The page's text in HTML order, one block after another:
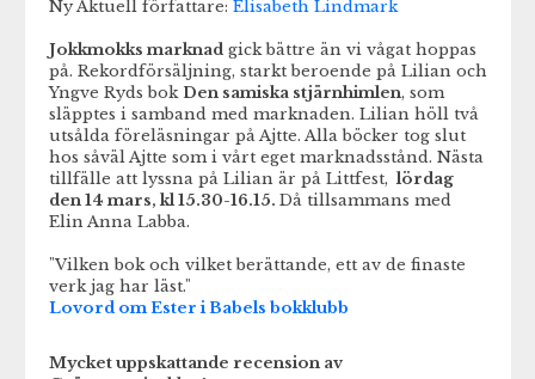
Ny Aktuell författare: Elisabeth Lindmark
Jokkmokks marknad gick bättre än vi vågat hoppas
på. Rekordförsäljning, starkt beroende på Lilian och
Yngve Ryds bokDen samiska stjärnhimlen, som
släpptes i samband med marknaden. Lilian höll två
utsålda föreläsningar på Ajtte. Alla böcker tog slut
hos såväl Ajtte som i vårt eget marknadsstånd. Nästa
tillfälle att lyssna på Lilian är på Littfest, lördag
den 14 mars, kl 15.30-16.15. Då tillsammans med
Elin Anna Labba.
"Vilken bok och vilket berättande, ett av de finaste
verk jag har läst."
Lovord om Ester i Babels bokklubb
Mycket uppskattande recension av